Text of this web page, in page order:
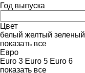
Год выпуска
Цвет
белый желтый зеленый
показать все
Евро
Euro 3 Euro 5 Euro 6
показать все